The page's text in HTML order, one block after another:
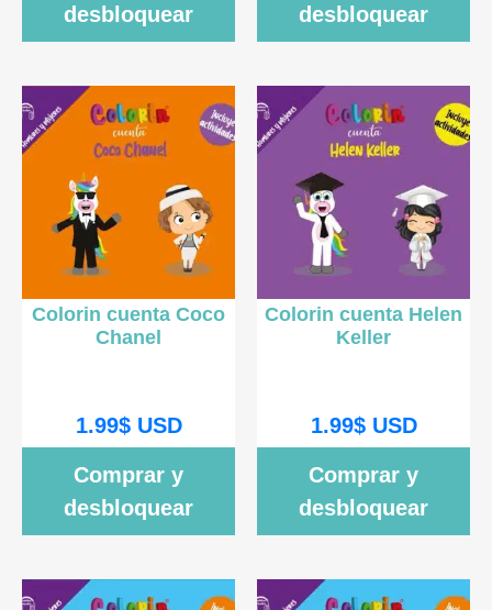
desbloquear
desbloquear
Colorin cuenta Coco
Chanel
1.99$USD
Comprar y
desbloquear
Colorin cuenta Helen
Keller
1.99$USD
Comprar y
desbloquear